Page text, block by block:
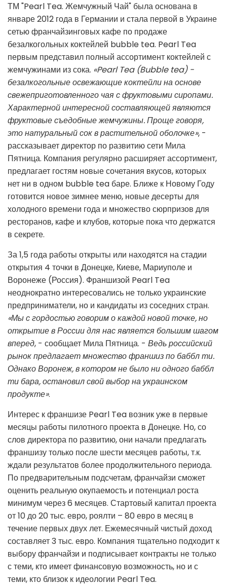
ТМ "Pearl Tea. Жемчужный Чай" была основана в
январе 2012 года в Германии и стала первой в Украине
сетью франчайзинговых кафе по продаже
безалкогольных коктейлей bubble tea. Pearl Tea
первым представил полный ассортимент коктейлей с
жемчужинами из сока. «Pearl Tea (Bubble tea) -
безалкогольные освежающие коктейли на основе
свежеприготовленного чая с фруктовыми сиропами.
Характерной интересной составляющей являются
фруктовые съедобные жемчужины. Проще говоря,
это натуральный сок в растительной оболочке», -
рассказывает директор по развитию сети Мила
Пятница. Компания регулярно расширяет ассортимент,
предлагает гостям новые сочетания вкусов, которых
нет ни в одном bubble tea баре. Ближе к Новому Году
готовится новое зимнее меню, новые десерты для
холодного времени года и множество сюрпризов для
ресторанов, кафе и клубов, которые пока что держатся
в секрете.
За 1,5 года работы открыты или находятся на стадии
открытия 4 точки в Донецке, Киеве, Мариуполе и
Воронеже (Россия). Франшизой Pearl Tea
неоднократно интересовались не только украинские
предприниматели, но и кандидаты из соседних стран.
«Мы с гордостью говорим о каждой новой точке, но
открытие в России для нас является большим шагом
вперед, - сообщает Мила Пятница. - Ведь российский
рынок предлагает множество франшиз по баббл ти.
Однако Воронеж, в котором не было ни одного баббл
ти бара, остановил свой выбор на украинском
продукте».
Интерес к франшизе Pearl Tea возник уже в первые
месяцы работы пилотного проекта в Донецке. Но, со
слов директора по развитию, они начали предлагать
франшизу только после шести месяцев работы, т.к.
ждали результатов более продолжительного периода.
По предварительным подсчетам, франчайзи сможет
оценить реальную окупаемость и потенциал роста
минимум через 6 месяцев. Стартовый капитал проекта
от 10 до 20 тыс. евро, роялти – 80 евро в месяц в
течение первых двух лет. Ежемесячный чистый доход
составляет 3 тыс. евро. Компания тщательно подходит к
выбору франчайзи и подписывает контракты не только
с теми, кто имеет финансовую возможность, но и с
теми, кто близок к идеологии Pearl Tea.